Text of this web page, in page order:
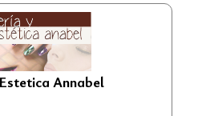
Annabel